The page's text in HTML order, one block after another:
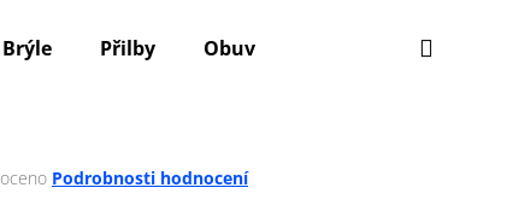
Brýle Přilby Obuv Výživa
Hledat
Podrobnosti hodnocení